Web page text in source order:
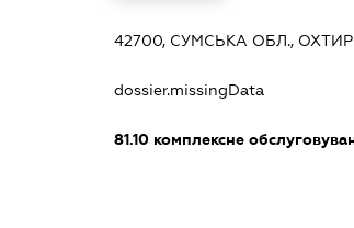
42700, СУМСЬКА ОБЛ.,
dossier.missingData
81.10 комплексне